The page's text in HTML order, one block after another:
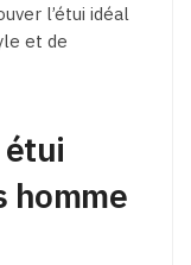
l’étui idéal
et de
étui
homme